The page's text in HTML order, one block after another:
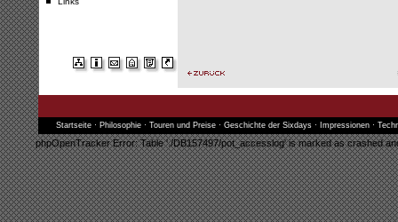
Startseite· Philosophie· Touren und Preise· Geschichte der Sixdays· Impressionen·
phpOpenTracker Error: Table './DB157497/pot_accesslog' is marked as crashed